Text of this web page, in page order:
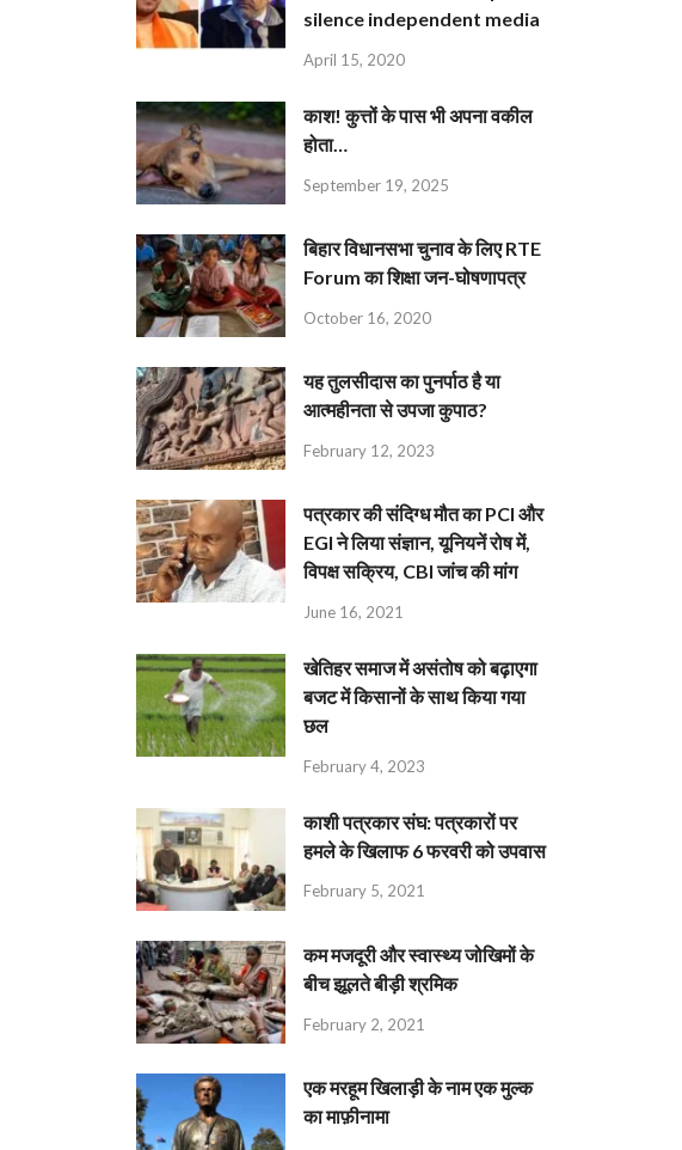
silence independent media
April 15, 2020
काश! कुत्तों के पास भी अपना वकील
होता…
September 19, 2025
बिहार विधानसभा चुनाव के लिए RTE
Forum का शिक्षा जन-घोषणापत्र
October 16, 2020
यह तुलसीदास का पुनर्पाठ है या
आत्महीनता से उपजा कुपाठ?
February 12, 2023
पत्रकार की संदिग्ध मौत का PCI और
EGI ने लिया संज्ञान, यूनियनें रोष में,
विपक्ष सक्रिय, CBI जांच की मांग
June 16, 2021
खेतिहर समाज में असंतोष को बढ़ाएगा
बजट में किसानों के साथ किया गया
छल
February 4, 2023
काशी पत्रकार संघ: पत्रकारों पर
हमले के खिलाफ 6 फरवरी को उपवास
February 5, 2021
कम मजदूरी और स्वास्थ्य जोखिमों के
बीच झूलते बीड़ी श्रमिक
February 2, 2021
एक मरहूम खिलाड़ी के नाम एक मुल्क
का माफ़ीनामा